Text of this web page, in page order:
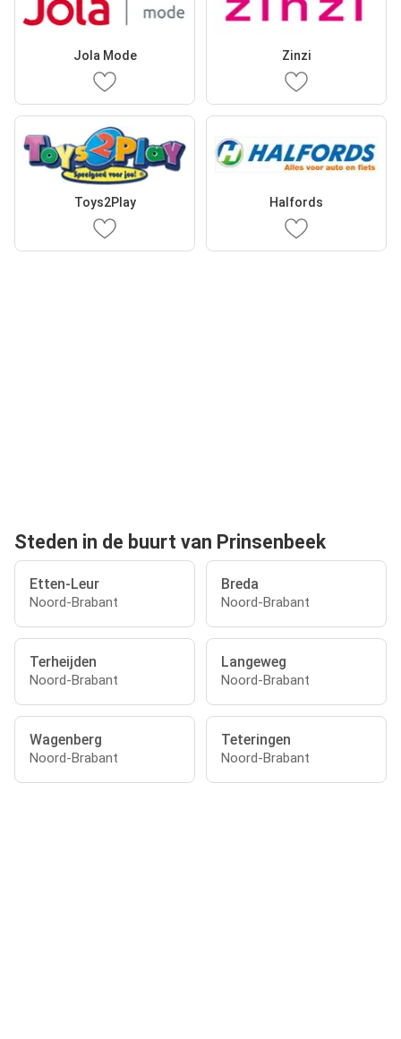
Jola Mode Zinzi
Toys2Play Halfords
Steden in de buurt van Prinsenbeek
Etten-Leur
Noord-Brabant
Breda
Noord-Brabant
Terheijden
Noord-Brabant
Langeweg
Noord-Brabant
Wagenberg
Noord-Brabant
Teteringen
Noord-Brabant